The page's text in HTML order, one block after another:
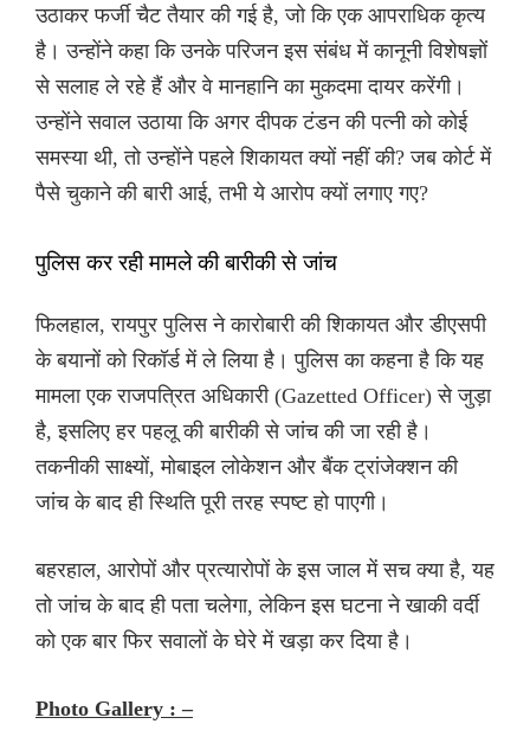
उठाकर फर्जी चैट तैयार की गई है, जो कि एक आपराधिक कृत्य
है। उन्होंने कहा कि उनके परिजन इस संबंध में कानूनी विशेषज्ञों
से सलाह ले रहे हैं और वे मानहानि का मुकदमा दायर करेंगी।
उन्होंने सवाल उठाया कि अगर दीपक टंडन की पत्नी को कोई
समस्या थी, तो उन्होंने पहले शिकायत क्यों नहीं की? जब कोर्ट में
पैसे चुकाने की बारी आई, तभी ये आरोप क्यों लगाए गए?
पुलिस कर रही मामले की बारीकी से जांच
फिलहाल, रायपुर पुलिस ने कारोबारी की शिकायत और डीएसपी
के बयानों को रिकॉर्ड में ले लिया है। पुलिस का कहना है कि यह
मामला एक राजपत्रित अधिकारी (Gazetted Officer) से जुड़ा
है, इसलिए हर पहलू की बारीकी से जांच की जा रही है।
तकनीकी साक्ष्यों, मोबाइल लोकेशन और बैंक ट्रांजेक्शन की
जांच के बाद ही स्थिति पूरी तरह स्पष्ट हो पाएगी।
बहरहाल, आरोपों और प्रत्यारोपों के इस जाल में सच क्या है, यह
तो जांच के बाद ही पता चलेगा, लेकिन इस घटना ने खाकी वर्दी
को एक बार फिर सवालों के घेरे में खड़ा कर दिया है।
Photo Gallery : –